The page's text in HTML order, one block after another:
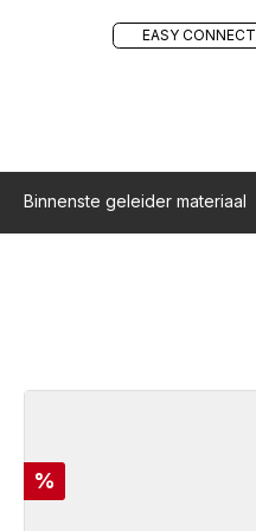
EASY CONNECT
Binnenste geleider materiaal
Korting
%